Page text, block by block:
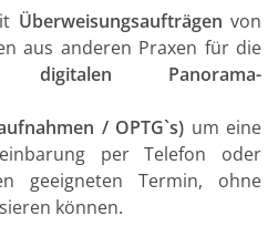
Überweisungsaufträgen von
aus anderen Praxen für die
digitalen Panorama-
/ OPTG`s) um eine
per Telefon oder
geeigneten Termin, ohne
können.